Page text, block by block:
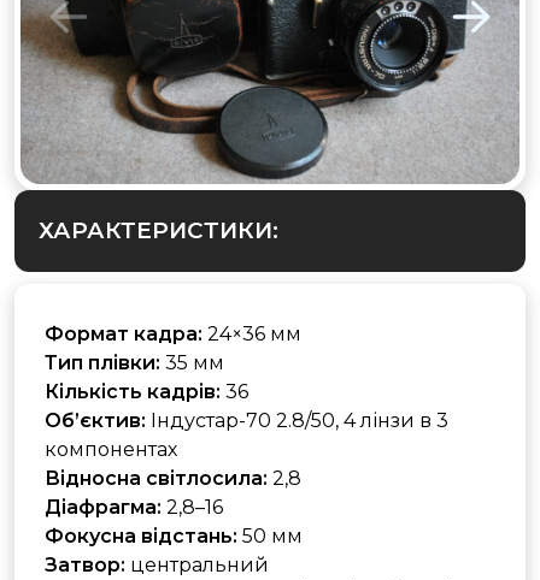
ХАРАКТЕРИСТИКИ:
Формат кадра: 24×36 мм
Тип плівки: 35 мм
Кількість кадрів: 36
Об’єктив: Індустар-70 2.8/50, 4 лінзи в 3
компонентах
Відносна світлосила: 2,8
Діафрагма: 2,8–16
Фокусна відстань: 50 мм
Затвор: центральний